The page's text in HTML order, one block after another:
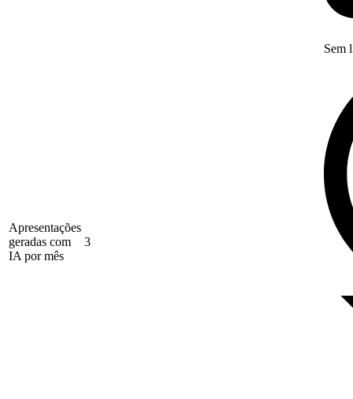
Apresentações
geradas com
IA por mês
3
Sem